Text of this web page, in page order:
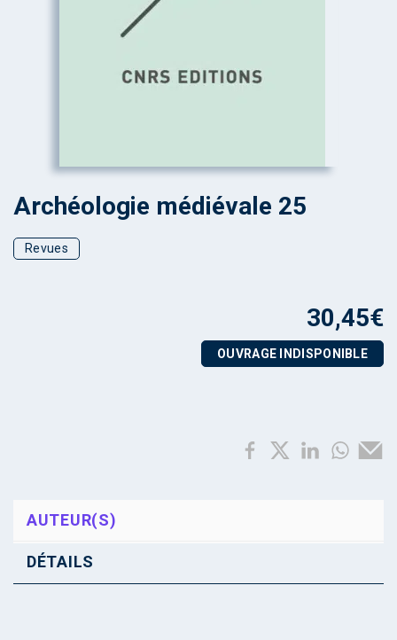
Archéologie médiévale 25
Revues
30,45€
OUVRAGE INDISPONIBLE
AUTEUR(S)
DÉTAILS